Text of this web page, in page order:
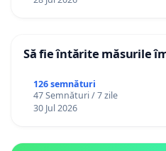
Să fie întărite măsurile
126 semnături
47 Semnături / 7 zile
30 Jul 2026